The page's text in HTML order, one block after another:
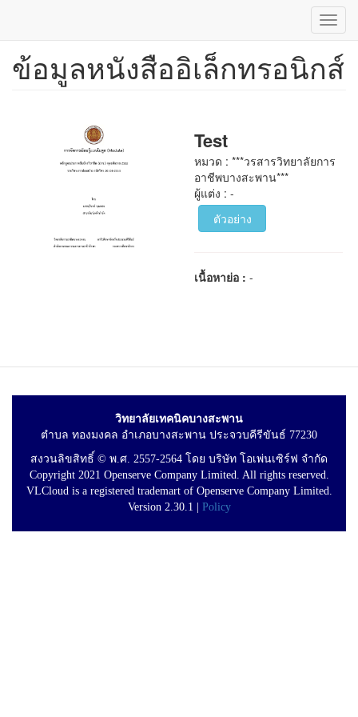
ข้าม
ข้อมูลหนังสืออิเล็กทรอนิกส์
Test
หมวด : ***วรสารวิทยาลัยการ
อาชีพบางสะพาน***
ผู้แต่ง : -
ตัวอย่าง
เนื้อหาย่อ :-
วิทยาลัยเทคนิคบางสะพาน
ตำบล ทองมงคล อำเภอบางสะพาน ประจวบคีรีขันธ์ 77230
สงวนลิขสิทธิ์ © พ.ศ. 2557-2564 โดย บริษัท โอเพ่นเซิร์ฟ จำกัด
Copyright 2021 Openserve Company Limited. All rights reserved.
VLCloud is a registered trademart of Openserve Company Limited.
Version 2.30.1 | Policy